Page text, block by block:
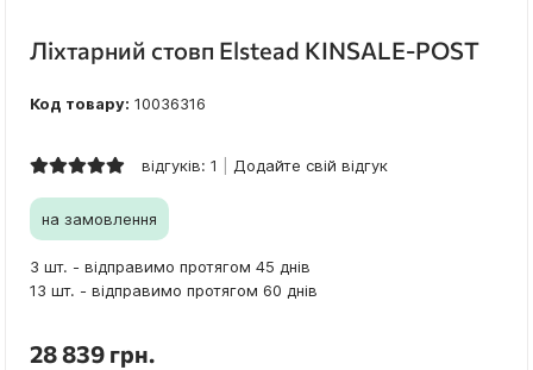
Ліхтарний стовп Elstead KINSALE-POST
Код товару: 10036316
відгуків: 1 Додайте свій відгук
на замовлення
3 шт. - відправимо протягом 45 днів
13 шт. - відправимо протягом 60 днів
28 839 грн.